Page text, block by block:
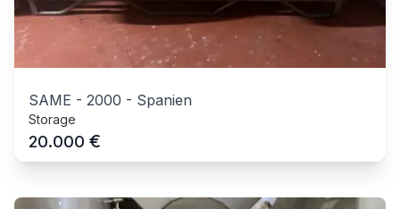
SAME - 2000 - Spanien
Storage
20.000 €